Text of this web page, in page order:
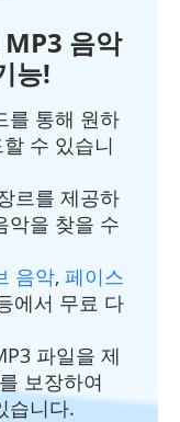
음악
능!
를 통해 원하
수 있습니
르를 제공하
악을 찾을 수
음악, 페이스
에서 무료 다
파일을 제
보장하여
습니다.